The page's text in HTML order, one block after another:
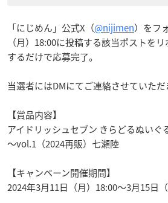
「にじめん」公式X（@nijimen）をフ
（月）18:00に投稿する該当ポストをリ
するだけで応募完了。
当選者にはDMにてご連絡させていただ
【賞品内容】
アイドリッシュセブン きらどるぬいぐ
～vol.1（2024再販）七瀬陸
【キャンペーン開催期間】
2024年3月11日（月）18:00〜3月15日